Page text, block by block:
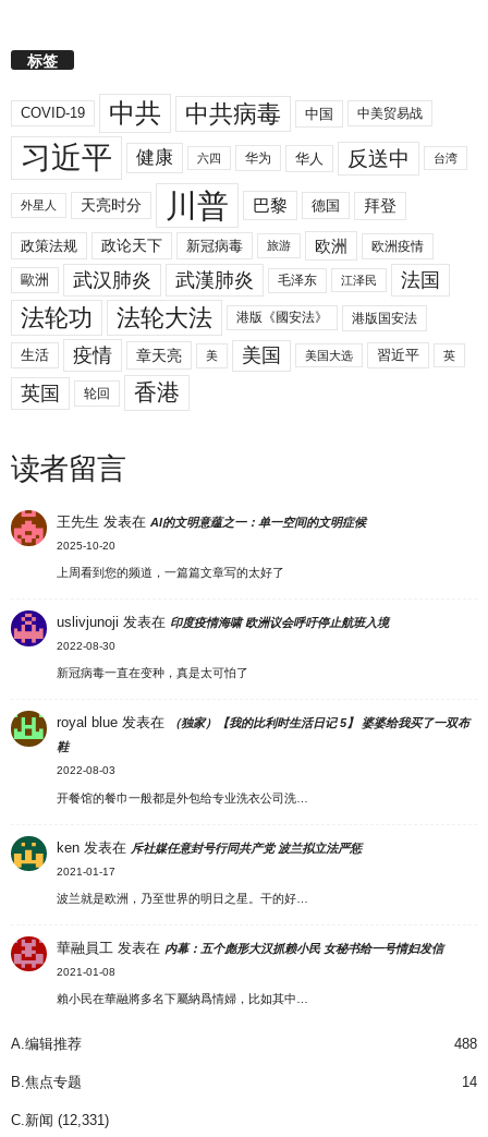
标签
COVID-19 中共 中共病毒 中国 中美贸易战
习近平 健康 六四 华为 华人 反送中 台湾
外星人 天亮时分 川普 巴黎 德国 拜登
政策法规 政论天下 新冠病毒 旅游 欧洲 欧洲疫情
歐洲 武汉肺炎 武漢肺炎 毛泽东 江泽民 法国
法轮功 法轮大法 港版《國安法》 港版国安法
生活 疫情 章天亮 美 美国 美国大选 習近平 英
英国 轮回 香港
读者留言
王先生 发表在AI的文明意蕴之一：单一空间的文明症候
2025-10-20
上周看到您的频道，一篇篇文章写的太好了
uslivjunoji 发表在 印度疫情海啸 欧洲议会呼吁停止航班入境
2022-08-30
新冠病毒一直在变种，真是太可怕了
royal blue 发表在
（独家）【我的比利时生活日记 5】 婆婆给我买了一双布
鞋
2022-08-03
开餐馆的餐巾一般都是外包给专业洗衣公司洗…
ken 发表在 斥社媒任意封号行同共产党 波兰拟立法严惩
2021-01-17
波兰就是欧洲，乃至世界的明日之星。干的好…
華融員工 发表在 内幕：五个彪形大汉抓赖小民 女秘书给一号情妇发信
2021-01-08
賴小民在華融將多名下屬納爲情婦，比如其中…
A.编辑推荐 488
B.焦点专题 14
C.新闻 (12,331)